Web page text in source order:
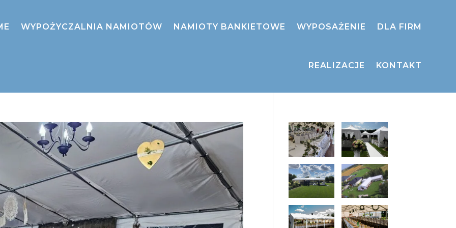
WYPOŻYCZALNIA NAMIOTÓW NAMIOTY BANKIETOWE WYPOSAŻENIE DLA FIRM
REALIZACJE KONTAKT